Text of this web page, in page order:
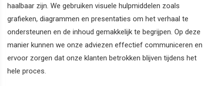
haalbaar zijn. We gebruiken visuele hulpmiddelen zoals
grafieken, diagrammen en presentaties om het verhaal te
ondersteunen en de inhoud gemakkelijk te begrijpen. Op deze
manier kunnen we onze adviezen effectief communiceren en
ervoor zorgen dat onze klanten betrokken blijven tijdens het
hele proces.